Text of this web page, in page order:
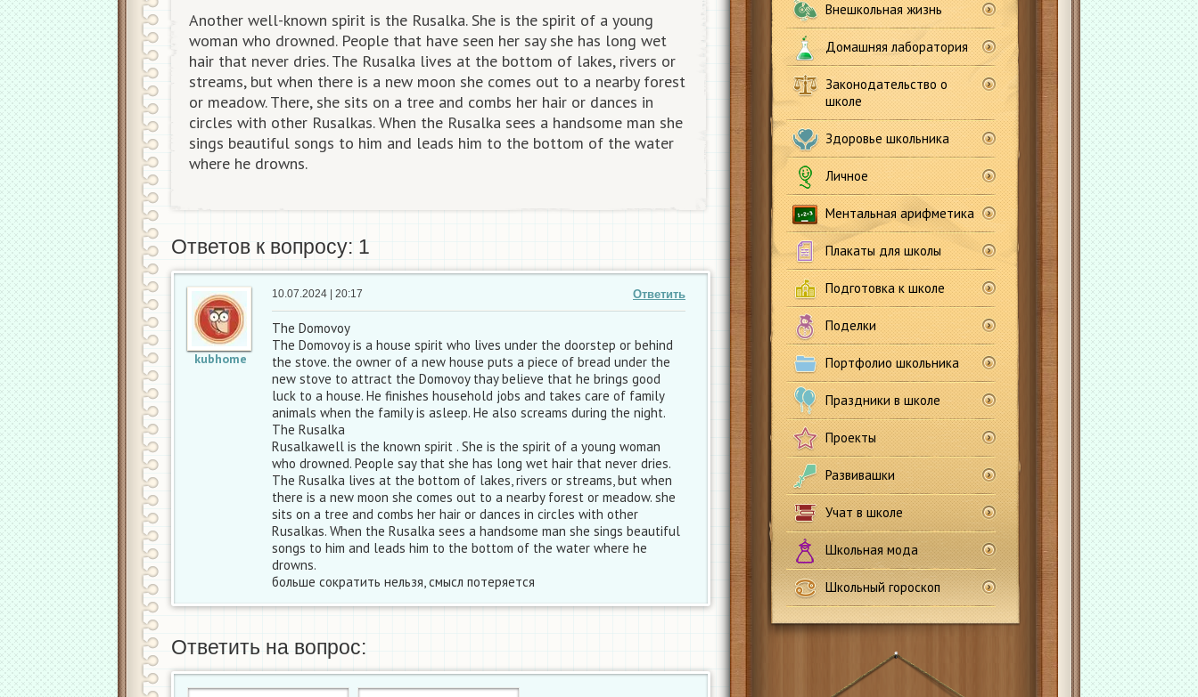
Внешкольная жизнь
Домашняя лаборатория
Законодательство о
школе
Здоровье школьника
Личное
Ментальная арифметика
Плакаты для школы
Подготовка к школе
Поделки
Портфолио школьника
Праздники в школе
Проекты
Развивашки
Учат в школе
Школьная мода
Школьный гороскоп
Another well-known spirit is the Rusalka. She is the spirit of a young
woman who drowned. People that have seen her say she has long wet
hair that never dries. The Rusalka lives at the bottom of lakes, rivers or
streams, but when there is a new moon she comes out to a nearby forest
or meadow. There, she sits on a tree and combs her hair or dances in
circles with other Rusalkas. When the Rusalka sees a handsome man she
sings beautiful songs to him and leads him to the bottom of the water
where he drowns.
Ответов к вопросу: 1
kubhome
Ответить
10.07.2024 | 20:17
The Domovoy
The Domovoy is a house spirit who lives under the doorstep or behind
the stove. the owner of a new house puts a piece of bread under the
new stove to attract the Domovoy thay believe that he brings good
luck to a house. He finishes household jobs and takes care of family
animals when the family is asleep. He also screams during the night.
The Rusalka
Rusalkawell is the known spirit . She is the spirit of a young woman
who drowned. People say that she has long wet hair that never dries.
The Rusalka lives at the bottom of lakes, rivers or streams, but when
there is a new moon she comes out to a nearby forest or meadow. she
sits on a tree and combs her hair or dances in circles with other
Rusalkas. When the Rusalka sees a handsome man she sings beautiful
songs to him and leads him to the bottom of the water where he
drowns.
больше сократить нельзя, смысл потеряется
Ответить на вопрос: